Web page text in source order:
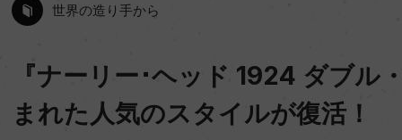
世界の造り手から
『ナーリー･ヘッド 1924 ダブル
まれた人気のスタイルが復活！